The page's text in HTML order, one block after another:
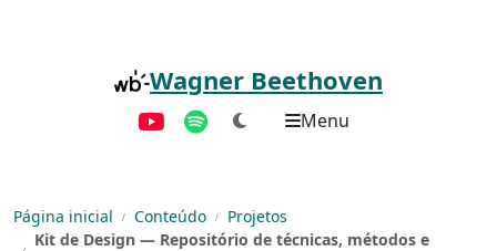
Wagner Beethoven
YouTubeSpotify Menu
Página inicial Conteúdo
Projetos
Kit de Design — Repositório de técnicas, métodos e